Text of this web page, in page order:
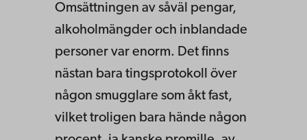
Omsättningen av såväl pengar,
alkoholmängder och inblandade
personer var enorm. Det finns
nästan bara tingsprotokoll över
någon smugglare som åkt fast,
vilket troligen bara hände någon